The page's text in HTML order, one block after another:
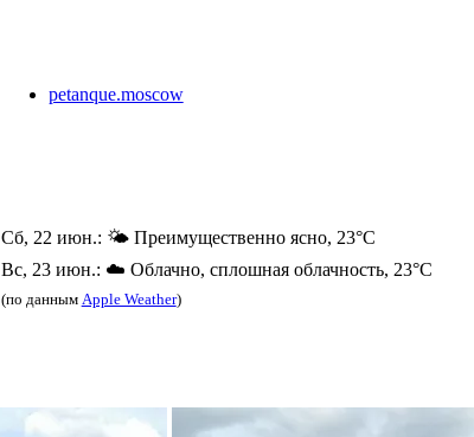
petanque.moscow
Сб, 22 июн.: 🌤️ Преимущественно ясно, 23°C
Вс, 23 июн.: ☁️ Облачно, сплошная облачность, 23°C
(по данным Apple Weather)